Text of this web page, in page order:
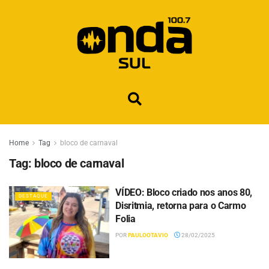
Home Tag bloco de carnaval
Tag: bloco de carnaval
DESTAQUE
VÍDEO: Bloco criado nos anos 80,
Disritmia, retorna para o Carmo
Folia
PORPAULOOTAVIO 28/02/2025